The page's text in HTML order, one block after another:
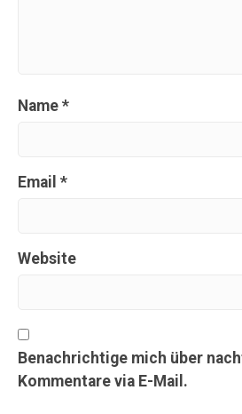
Name *
Email *
Website
Benachrichtige mich über
Kommentare via E-Mail.